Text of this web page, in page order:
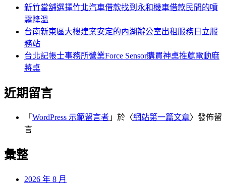
新竹當舖選擇竹北汽車借款找到永和機車借款民間的噴
霧降溫
台南新東區大樓建案安定的內湖辦公室出租服務日立服
務站
台北記帳士事務所營業Force Sensor購買神桌推薦電動麻
將桌
近期留言
「 WordPress 示範留言者 」於〈網站第一篇文章〉發佈留
言
彙整
2026 年 8 月